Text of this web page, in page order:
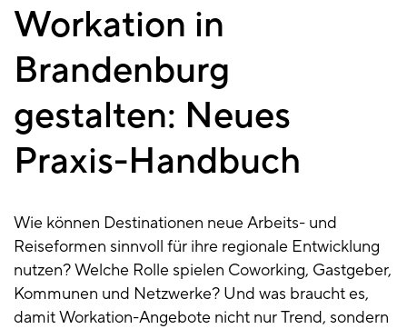
Handbuch
New
Work
Experience
Workation in
Brandenburg
gestalten: Neues
Praxis-Handbuch
Wie können Destinationen neue Arbeits- und
Reiseformen sinnvoll für ihre regionale Entwicklung
nutzen? Welche Rolle spielen Coworking, Gastgeber,
Kommunen und Netzwerke? Und was braucht es,
damit Workation-Angebote nicht nur Trend, sondern